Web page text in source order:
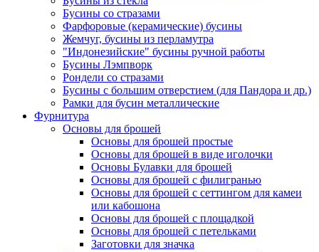
Бусины со стразами
Фарфоровые (керамические) бусины
Жемчуг, бусины из перламутра
"Индонезийские" бусины ручной работы
Бусины Лэмпворк
Рондели со стразами
Бусины с большим отверстием (для Пандора и др.)
Рамки для бусин металлические
Фурнитура
Основы для брошей
Основы для брошей простые
Основы для брошей в виде иголочки
Основы Булавки для брошей
Основы для брошей с филигранью
Основы для брошей с сеттингом для камеи
или кабошона
Основы для брошей с площадкой
Основы для брошей с петельками
Заготовки для значка